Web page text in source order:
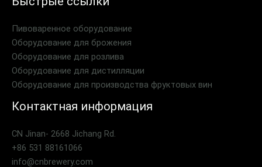
Пивоваренное оборудование
Оборудование для брожения
Оборудование для розлива
Оборудование для дистилляции
Оборудование для производства фруктовых вин
Контактная информация
CN Jinan- 2668 Jichang Rd.
+86 531 88161066
info@cnbrewery.com